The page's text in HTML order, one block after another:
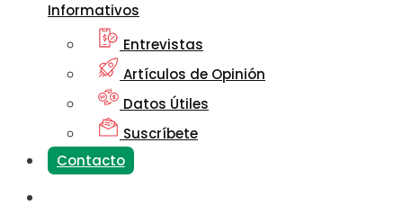
Informativos
Entrevistas
Artículos de Opinión
Datos Útiles
Suscríbete
Contacto